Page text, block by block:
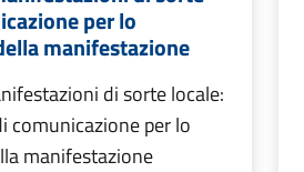
per lo
manifestazione
di sorte locale:
comunicazione per lo
manifestazione